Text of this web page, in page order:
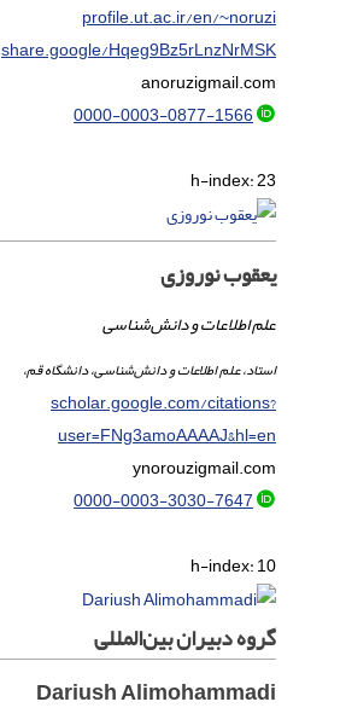
profile.ut.ac.ir/en/~noruzi
share.google/Hqeg9Bz5rLnzNrMSK
anoruzigmail.com
0000-0003-0877-1566
h-index:23
یعقوب نوروزی
علم اطلاعات و دانش‌شناسی
استاد، علم اطلاعات و دانش‌شناسی، دانشگاه قم،
scholar.google.com/citations?
user=FNg3amoAAAAJ&hl=en
ynorouzigmail.com
0000-0003-3030-7647
h-index:10
گروه دبیران بین‌المللی
Dariush Alimohammadi